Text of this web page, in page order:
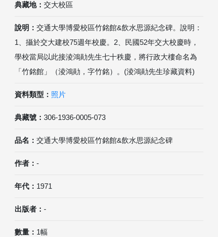
典藏地： 交大校區
說明： 交通大學博愛校區竹銘館&飲水思源紀念碑。說明：
1、攝於交大建校75週年校慶。2、民國52年交大校慶時，
學校當局以此接淩鴻勛先生七十秩慶，將行政大樓命名為
「竹銘館」（淩鴻勛，字竹銘）。(淩鴻勛先生珍藏資料)
資料類型： 照片
典藏號： 306-1936-0005-073
品名： 交通大學博愛校區竹銘館&飲水思源紀念碑
作者： -
年代： 1971
出版者： -
數量： 1幅